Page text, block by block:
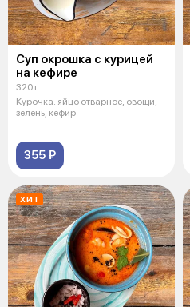
Суп окрошка с курицей
на кефире
320 г
Курочка. яйцо отварное, овощи,
зелень, кефир
355 ₽
ХИТ